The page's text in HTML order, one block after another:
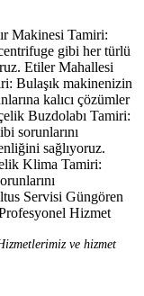
Makinesi Tamiri:
gibi her türlü
Etiler Mahallesi
Bulaşık makinenizin
kalıcı çözümler
Buzdolabı Tamiri:
sorunlarını
sağlıyoruz.
Klima Tamiri:
Servisi Güngören
Hizmet
ve hizmet